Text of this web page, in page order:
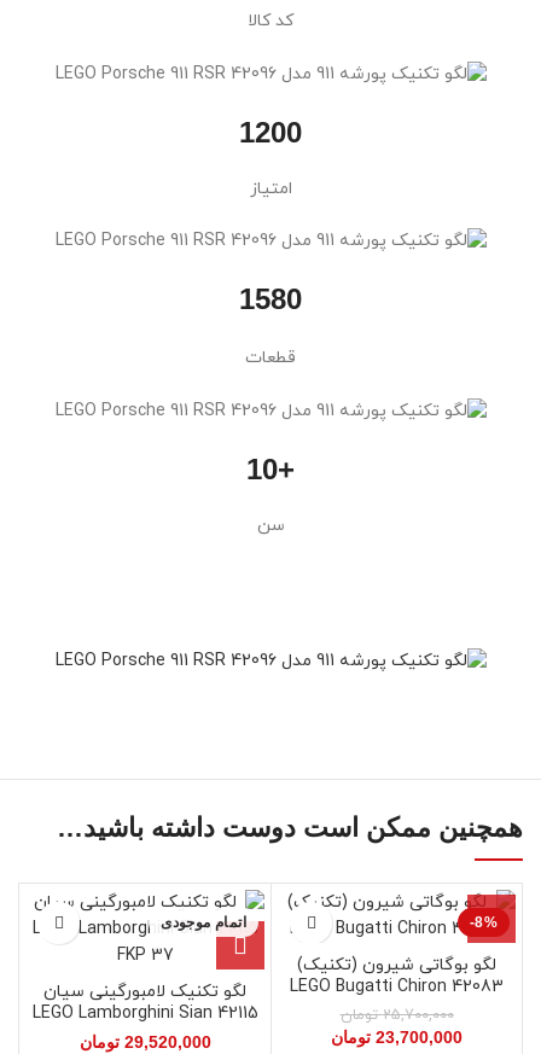
کد کالا
1200
امتیاز
1580
قطعات
+10
سن
همچنین ممکن است دوست داشته باشید…
-8%
اتمام موجودی
لگو بوگاتی شیرون (تکنیک)
42083 LEGO Bugatti Chiron
25,700,000 تومان
23,700,000 تومان
اتمام موجودی
لگو تکنیک لامبورگینی سیان
42115 LEGO Lamborghini Sian
FKP 37
29,520,000 تومان